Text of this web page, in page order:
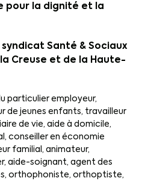
la dignité et la
Santé & Sociaux
Creuse et de la Haute-
particulier employeur,
de jeunes enfants, travailleur
de vie, aide à domicile,
conseiller en économie
familial, animateur,
aide-soignant, agent des
orthophoniste, orthoptiste,